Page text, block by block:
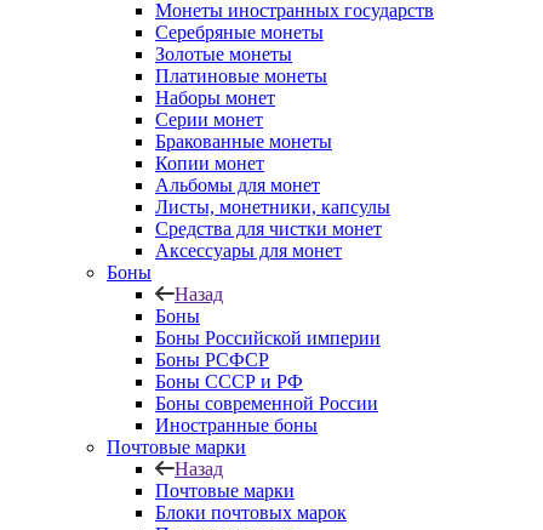
Монеты иностранных государств
Серебряные монеты
Золотые монеты
Платиновые монеты
Наборы монет
Серии монет
Бракованные монеты
Копии монет
Альбомы для монет
Листы, монетники, капсулы
Средства для чистки монет
Аксессуары для монет
Боны
Назад
Боны
Боны Российской империи
Боны РСФСР
Боны СССР и РФ
Боны современной России
Иностранные боны
Почтовые марки
Назад
Почтовые марки
Блоки почтовых марок